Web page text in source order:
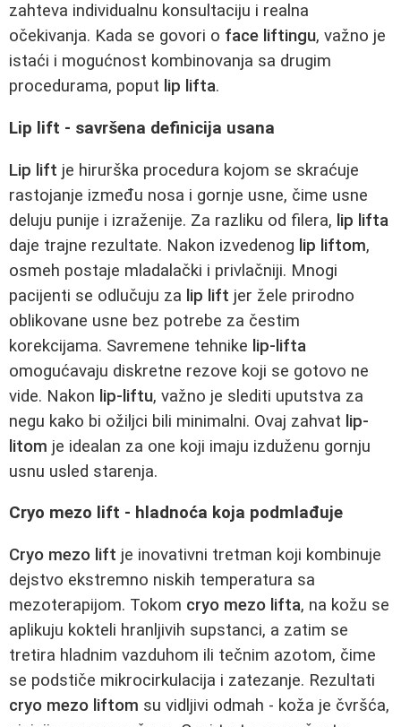
zahteva individualnu konsultaciju i realna
očekivanja. Kada se govori o face liftingu, važno je
istaći i mogućnost kombinovanja sa drugim
procedurama, poput lip lifta.
Lip lift - savršena definicija usana
Lip lift je hirurška procedura kojom se skraćuje
rastojanje između nosa i gornje usne, čime usne
deluju punije i izraženije. Za razliku od filera, lip lifta
daje trajne rezultate. Nakon izvedenog lip liftom,
osmeh postaje mladalački i privlačniji. Mnogi
pacijenti se odlučuju za lip lift jer žele prirodno
oblikovane usne bez potrebe za čestim
korekcijama. Savremene tehnike lip-lifta
omogućavaju diskretne rezove koji se gotovo ne
vide. Nakon lip-liftu, važno je slediti uputstva za
negu kako bi ožiljci bili minimalni. Ovaj zahvat lip-
litom je idealan za one koji imaju izduženu gornju
usnu usled starenja.
Cryo mezo lift - hladnoća koja podmlađuje
Cryo mezo lift je inovativni tretman koji kombinuje
dejstvo ekstremno niskih temperatura sa
mezoterapijom. Tokom cryo mezo lifta, na kožu se
aplikuju kokteli hranljivih supstanci, a zatim se
tretira hladnim vazduhom ili tečnim azotom, čime
se podstiče mikrocirkulacija i zatezanje. Rezultati
cryo mezo liftom su vidljivi odmah - koža je čvršća,